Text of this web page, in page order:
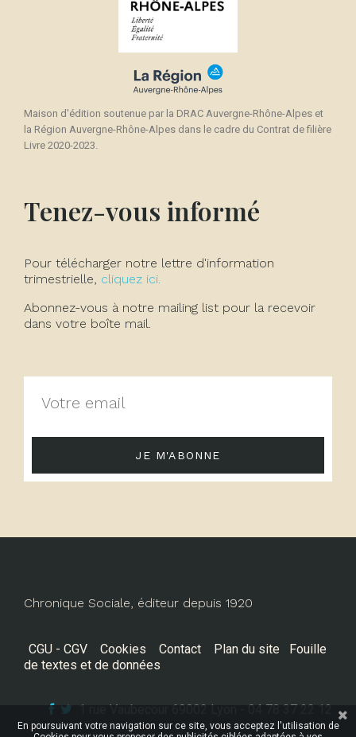
Maison d'édition soutenue par la DRAC Auvergne-Rhône-Alpes et
la Région Auvergne-Rhône-Alpes dans le cadre du Contrat de filière
Livre 2020-2023.
Tenez-vous informé
Pour télécharger notre lettre d'information
trimestrielle, cliquez ici.
Abonnez-vous à notre mailing list pour la recevoir
dans votre boîte mail.
JE M'ABONNE
Chronique Sociale, éditeur depuis 1920
CGU - CGV Cookies Contact Plan du site
Fouille
de textes et de données
1 rue Vaubecour 69002 Lyon - 04 78 37 22 12
En poursuivant votre navigation sur ce site, vous acceptez l'utilisation de